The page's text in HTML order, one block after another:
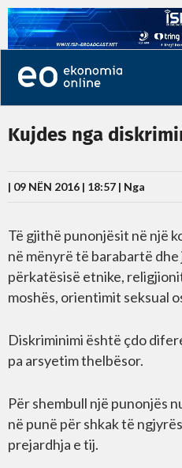
Kujdes nga
| 09 NËN 2016 | 18:57 | Nga
Të gjithë punonjësit në një
në mënyrë të barabartë
përkatësisë etnike,
moshës, orientimit seksual
Diskriminimi është çdo
pa arsyetim thelbësor.
Për shembull një punonjës
në punë për shkak të
prejardhja e tij.